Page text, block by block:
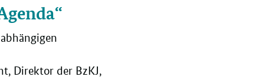
Direktor der BzKJ,